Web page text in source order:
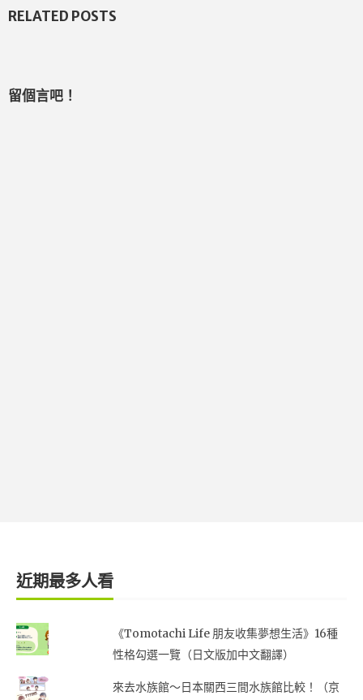
RELATED POSTS
留個言吧！
近期最多人看
《Tomotachi Life 朋友收集夢想生活》16種
性格勾選一覽（日文版加中文翻譯）
來去水族館～日本關西三間水族館比較！（京